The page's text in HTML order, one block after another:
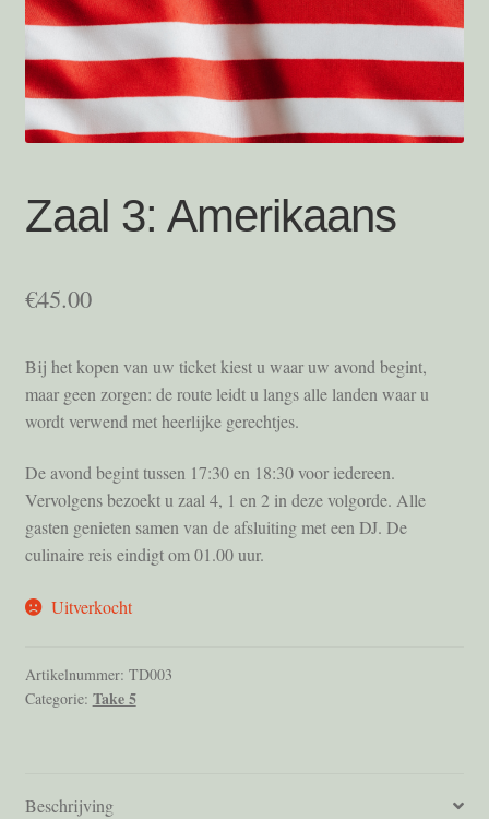
Foto’s
Locatie
Mijn account
Programma
Take 5
Tickets
Tickets – oud
Tickets Temp
Vrienden
Winkelmand
Zaal 3: Amerikaans
€45.00
Bij het kopen van uw ticket kiest u waar uw avond begint,
maar geen zorgen: de route leidt u langs alle landen waar u
wordt verwend met heerlijke gerechtjes.
De avond begint tussen 17:30 en 18:30 voor iedereen.
Vervolgens bezoekt u zaal 4, 1 en 2 in deze volgorde. Alle
gasten genieten samen van de afsluiting met een DJ. De
culinaire reis eindigt om 01.00 uur.
Uitverkocht
Artikelnummer: TD003
Categorie: Take 5
Beschrijving